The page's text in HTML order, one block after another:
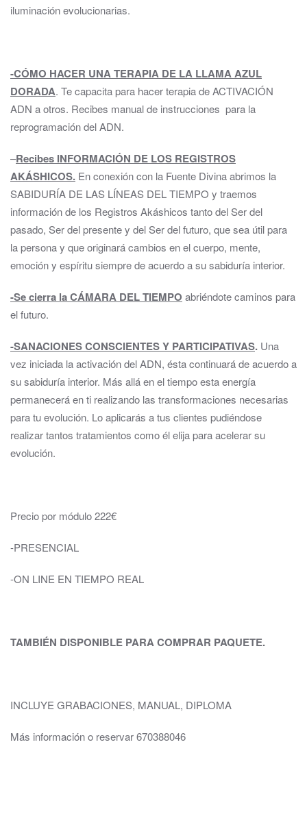
iluminación evolucionarias.
-CÓMO HACER UNA TERAPIA DE LA LLAMA AZUL
DORADA. Te capacita para hacer terapia de ACTIVACIÓN
ADN a otros. Recibes manual de instrucciones para la
reprogramación del ADN.
–Recibes INFORMACIÓN DE LOS REGISTROS
AKÁSHICOS. En conexión con la Fuente Divina abrimos la
SABIDURÍA DE LAS LÍNEAS DEL TIEMPO y traemos
información de los Registros Akáshicos tanto del Ser del
pasado, Ser del presente y del Ser del futuro, que sea útil para
la persona y que originará cambios en el cuerpo, mente,
emoción y espíritu siempre de acuerdo a su sabiduría interior.
-Se cierra la CÁMARA DEL TIEMPO abriéndote caminos para
el futuro.
-SANACIONES CONSCIENTES Y PARTICIPATIVAS. Una
vez iniciada la activación del ADN, ésta continuará de acuerdo a
su sabiduría interior. Más allá en el tiempo esta energía
permanecerá en ti realizando las transformaciones necesarias
para tu evolución. Lo aplicarás a tus clientes pudiéndose
realizar tantos tratamientos como él elija para acelerar su
evolución.
Precio por módulo 222€
-PRESENCIAL
-ON LINE EN TIEMPO REAL
TAMBIÉN DISPONIBLE PARA COMPRAR PAQUETE.
INCLUYE GRABACIONES, MANUAL, DIPLOMA
Más información o reservar 670388046